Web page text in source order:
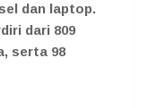
dan laptop.
dari 809
serta 98